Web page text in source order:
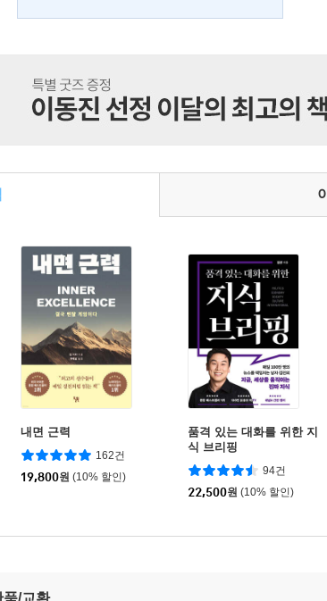
내면 근력
162건
19,800원 (10% 할인)
품격 있는 대화를 위한 지
식 브리핑
94건
22,500원 (10% 할인)
품/교환